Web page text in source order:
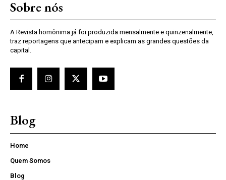
Sobre nós
A Revista homônima já foi produzida mensalmente e quinzenalmente,
traz reportagens que antecipam e explicam as grandes questões da
capital.
Blog
Home
Quem Somos
Blog